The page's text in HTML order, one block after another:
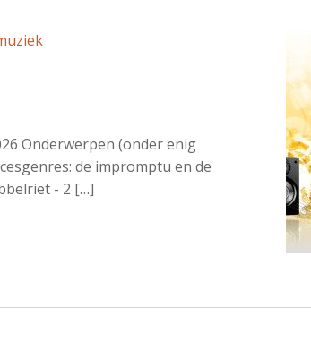
Onderwerpen (onder enig
de impromptu en de
- 2 […]